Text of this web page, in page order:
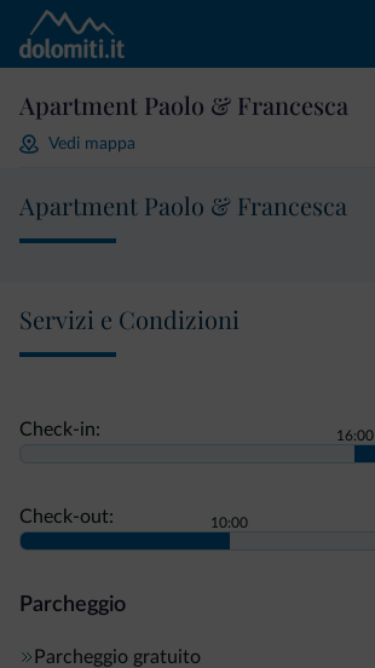
Apartment Paolo & Francesca
Vedi mappa
Apartment Paolo & Francesca
Servizi e Condizioni
Check-in: 16:00
Check-out: 10:00
Parcheggio
Parcheggio gratuito